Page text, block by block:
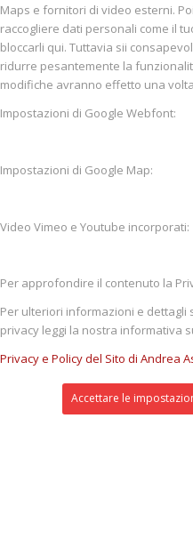
Maps e fornitori di video esterni.
raccogliere dati personali come il
bloccarli qui. Tuttavia sii
ridurre pesantemente la
modifiche avranno effetto una
Impostazioni di Google Webfont:
Impostazioni di Google Map:
Video Vimeo e Youtube incorporati:
Per approfondire il contenuto la
Per ulteriori informazioni e dettagli
privacy leggi la nostra informativa
Privacy e Policy del Sito di Andrea
Accettare le